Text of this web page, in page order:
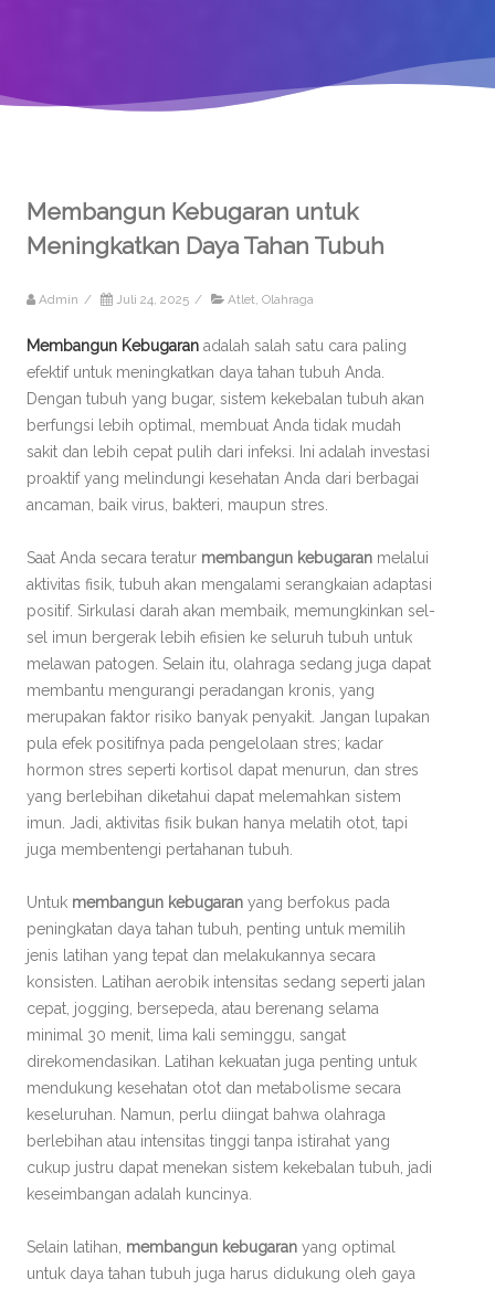
Membangun Kebugaran untuk
Meningkatkan Daya Tahan Tubuh
Admin / Juli 24, 2025 / Atlet, Olahraga
Membangun Kebugaran adalah salah satu cara paling
efektif untuk meningkatkan daya tahan tubuh Anda.
Dengan tubuh yang bugar, sistem kekebalan tubuh akan
berfungsi lebih optimal, membuat Anda tidak mudah
sakit dan lebih cepat pulih dari infeksi. Ini adalah investasi
proaktif yang melindungi kesehatan Anda dari berbagai
ancaman, baik virus, bakteri, maupun stres.
Saat Anda secara teratur membangun kebugaran melalui
aktivitas fisik, tubuh akan mengalami serangkaian adaptasi
positif. Sirkulasi darah akan membaik, memungkinkan sel-
sel imun bergerak lebih efisien ke seluruh tubuh untuk
melawan patogen. Selain itu, olahraga sedang juga dapat
membantu mengurangi peradangan kronis, yang
merupakan faktor risiko banyak penyakit. Jangan lupakan
pula efek positifnya pada pengelolaan stres; kadar
hormon stres seperti kortisol dapat menurun, dan stres
yang berlebihan diketahui dapat melemahkan sistem
imun. Jadi, aktivitas fisik bukan hanya melatih otot, tapi
juga membentengi pertahanan tubuh.
Untuk membangun kebugaran yang berfokus pada
peningkatan daya tahan tubuh, penting untuk memilih
jenis latihan yang tepat dan melakukannya secara
konsisten. Latihan aerobik intensitas sedang seperti jalan
cepat, jogging, bersepeda, atau berenang selama
minimal 30 menit, lima kali seminggu, sangat
direkomendasikan. Latihan kekuatan juga penting untuk
mendukung kesehatan otot dan metabolisme secara
keseluruhan. Namun, perlu diingat bahwa olahraga
berlebihan atau intensitas tinggi tanpa istirahat yang
cukup justru dapat menekan sistem kekebalan tubuh, jadi
keseimbangan adalah kuncinya.
Selain latihan, membangun kebugaran yang optimal
untuk daya tahan tubuh juga harus didukung oleh gaya